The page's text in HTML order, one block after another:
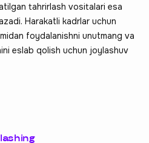
tahrirlash vositalari esa
Harakatli kadrlar uchun
foydalanishni unutmang va
eslab qolish uchun joylashuv